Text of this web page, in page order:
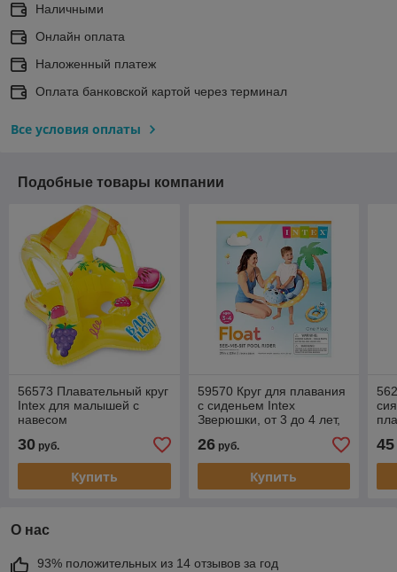
Наличными
Онлайн оплата
Наложенный платеж
Оплата банковской картой через терминал
Все условия оплаты
Подобные товары компании
56573 Плавательный круг
Intex для малышей с
навесом
30 руб.
Купить
59570 Круг для плавания
с сиденьем Intex
Зверюшки, от 3 до 4 лет,
26руб.
Купить
45
О нас
93% положительных из 14 отзывов за год